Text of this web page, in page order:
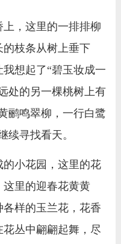
，这里的一排排柳
枝条从树上垂下
想起了“碧玉妆成一
处的另一棵桃树上有
鹂鸣翠柳，一行白鹭
续寻找看天。
小花园，这里的花
里的迎春花黄黄
样的玉兰花，花香
丛中翩翩起舞，尽